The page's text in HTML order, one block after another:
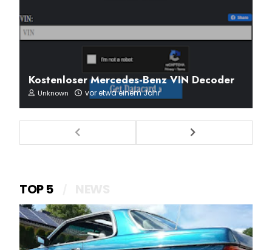
Kostenloser Mercedes-Benz VIN Decoder
Unknown vor etwa einem Jahr
TOP 5